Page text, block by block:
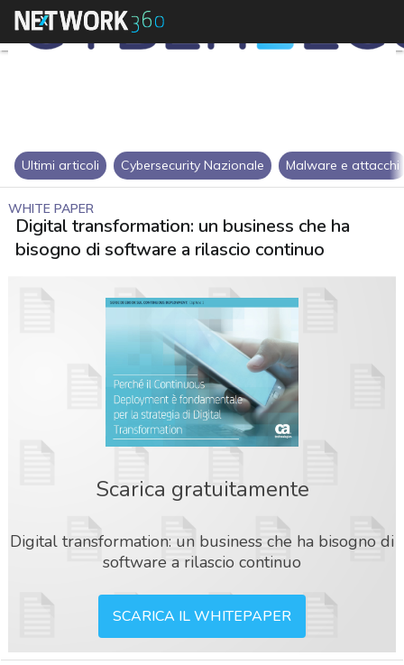
Ultimi articoli Cybersecurity Nazionale Malware e attacchi
WHITE PAPER
Digital transformation: un business che ha
bisogno di software a rilascio continuo
Scarica gratuitamente
Digital transformation: un business che ha bisogno di
software a rilascio continuo
SCARICA IL WHITEPAPER